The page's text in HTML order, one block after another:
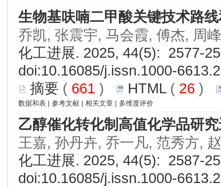
生物基呋喃二甲酸关键技术路
乔凯, 张震宇, 马会霞, 傅杰, 周峰
化工进展. 2025, 44(5): 2577-
doi:10.16085/j.issn.1000-
摘要 ( 661 ) HTML( 26 )
数据和表 | 参考文献 | 相关文章 | 多维度评价
乙醇催化转化制高值化学品研
王嘉, 孙丹卉, 乔一凡, 范秀方,
化工进展. 2025, 44(5): 2587-
doi:10.16085/j.issn.1000-